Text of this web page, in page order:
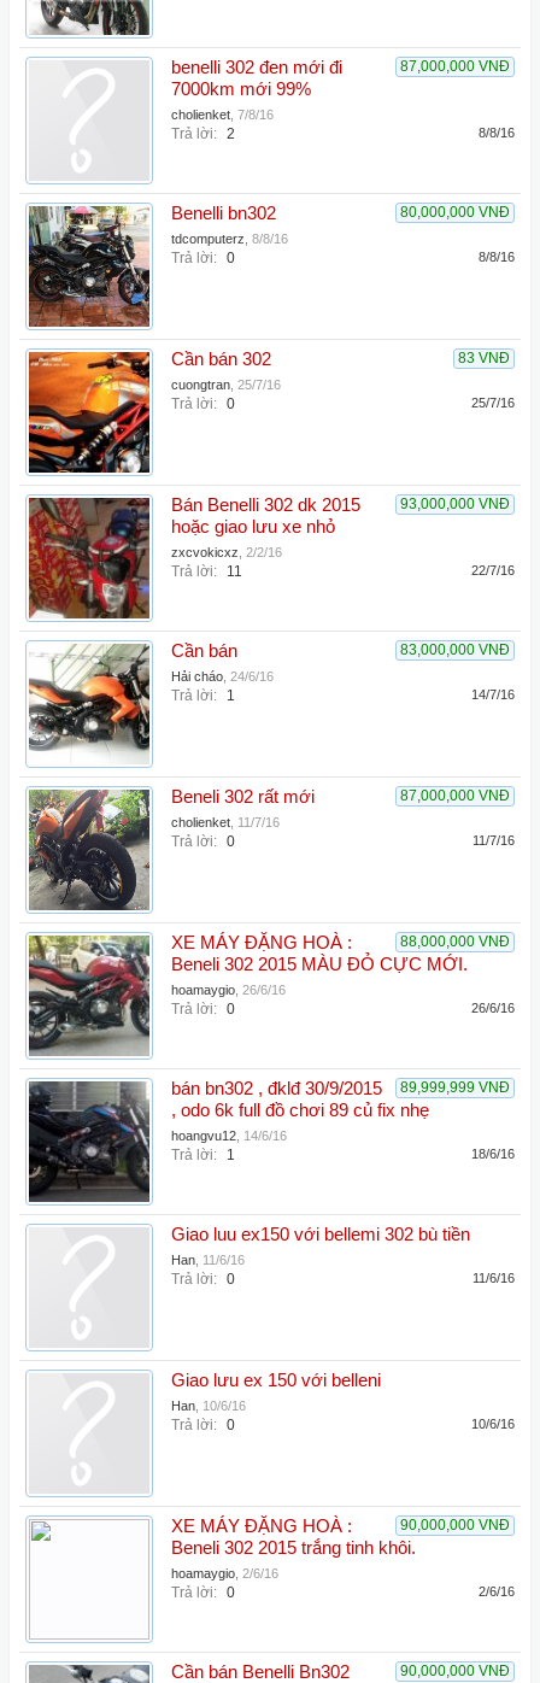
87,000,000 VNĐ
benelli 302 đen mới đi
7000km mới 99%
cholienket 7/8/16
Trả lời: 2 8/8/16
80,000,000 VNĐ
Benelli bn302
tdcomputerz 8/8/16
Trả lời: 0 8/8/16
83 VNĐ
Cần bán 302
cuongtran 25/7/16
Trả lời: 0 25/7/16
93,000,000 VNĐ
Bán Benelli 302 dk 2015
hoặc giao lưu xe nhỏ
zxcvokicxz 2/2/16
Trả lời: 11 22/7/16
83,000,000 VNĐ
Cần bán
Hải cháo 24/6/16
Trả lời: 1 14/7/16
87,000,000 VNĐ
Beneli 302 rất mới
cholienket 11/7/16
Trả lời: 0 11/7/16
88,000,000 VNĐ
XE MÁY ĐẶNG HOÀ :
Beneli 302 2015 MÀU ĐỎ CỰC MỚI.
hoamaygio 26/6/16
Trả lời: 0 26/6/16
89,999,999 VNĐ
bán bn302 , đklđ 30/9/2015
, odo 6k full đồ chơi 89 củ fix nhẹ
hoangvu12 14/6/16
Trả lời: 1 18/6/16
Giao luu ex150 với bellemi 302 bù tiền
Han 11/6/16
Trả lời: 0 11/6/16
Giao lưu ex 150 với belleni
Han 10/6/16
Trả lời: 0 10/6/16
90,000,000 VNĐ
XE MÁY ĐẶNG HOÀ :
Beneli 302 2015 trắng tinh khôi.
hoamaygio 2/6/16
Trả lời: 0 2/6/16
90,000,000 VNĐ
Cần bán Benelli Bn302